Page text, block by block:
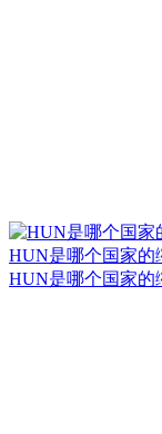
HUN是哪个国家的
HUN是哪个国家的